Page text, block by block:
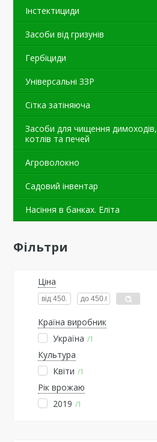
Інстектициди
Засоби від гризунів
Гербіциди
Універсальні ЗЗР
Сітка затіняюча
Засоби для чищення димоходів,
котлів та печей
Агроволокно
Садовий інвентар
Насіння в банках. Еліта
Фільтри
Ціна
Країна виробник
Україна
1
Культура
Квіти
1
Рік врожаю
2019
1